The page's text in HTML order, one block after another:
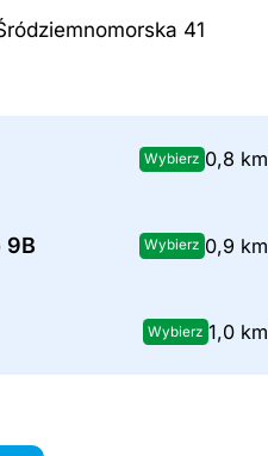
41
Wybierz 0,8 km
9B Wybierz 0,9 km
Wybierz 1,0 km